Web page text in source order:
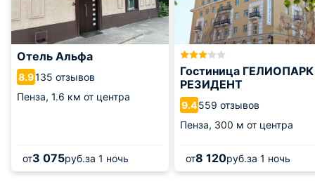
Отель Альфа
8.9135 отзывов
Пенза, 1.6 км от центра
от3 075руб.за 1 ночь
Гостиница ГЕЛИОПАРК
РЕЗИДЕНТ
9.4559 отзывов
Пенза, 300 м от центра
от8 120руб.за 1 ночь